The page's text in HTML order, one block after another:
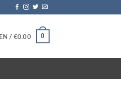
/ €0.00 0